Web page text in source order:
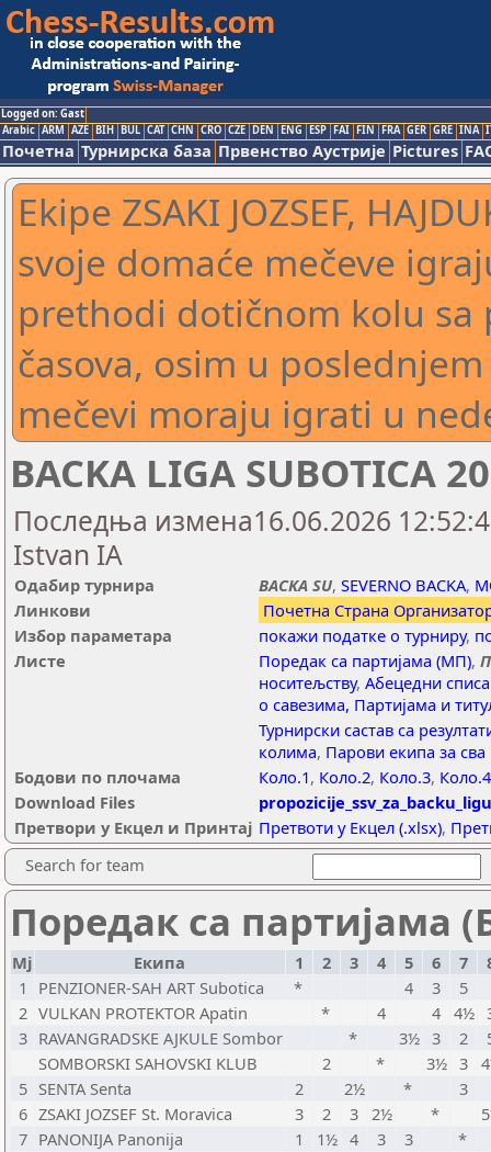
Logged on: Gast
Arabic ARM AZE BIH BUL CAT CHN CRO CZE DEN ENG ESP FAI FIN FRA GER GRE INA
Почетна Турнирска база Првенство Аустрије Pictures
Ekipe ZSAKI JOZSEF,
svoje domaće mečeve
prethodi dotičnom kolu sa
časova, osim u
mečevi moraju igrati u
BACKA LIGA SUBOTICA
Последња измена16.06.2026
Istvan IA
Одабир турнира BACKA SU, SEVERNO BACKA,
Линкови
Почетна Страна
Избор параметара
покажи податке о турниру,
Листе
Поредак са партијама (МП),
носитељству, Абецедни
о савезима, Партијама и
Турнирски састав са
колима, Парови екипа за сва
Бодови по плочама
Коло.1, Коло.2, Коло.3, Коло.4
Download Files
Претвори у Екцел и Принтај Претвоти у Екцел (.xlsx),
Search for team
Поредак са партијама
Мј Екипа 1 2 3 4 5 6 7
1
PENZIONER-SAH ART Subotica * 4 3
5
2 VULKAN PROTEKTOR Apatin * 4 4 4½
3 RAVANGRADSKE AJKULE Sombor * 3½ 3 2
SOMBORSKI SAHOVSKI KLUB
2 * 3½ 3
5 SENTA Senta 2 2½ *
3
6 ZSAKI JOZSEF St. Moravica 3 2 3 2½ *
7 PANONIJA Panonija 1 1½ 4 3 3
*